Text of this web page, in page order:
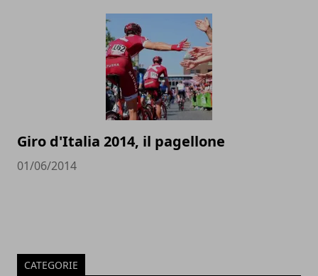
Giro d'Italia 2014, il pagellone
01/06/2014
CATEGORIE